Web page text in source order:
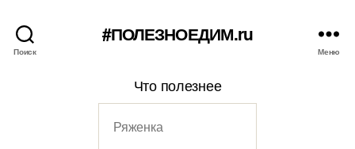
Поиск
#ПОЛЕЗНОЕДИМ.ru
Меню
Что полезнее